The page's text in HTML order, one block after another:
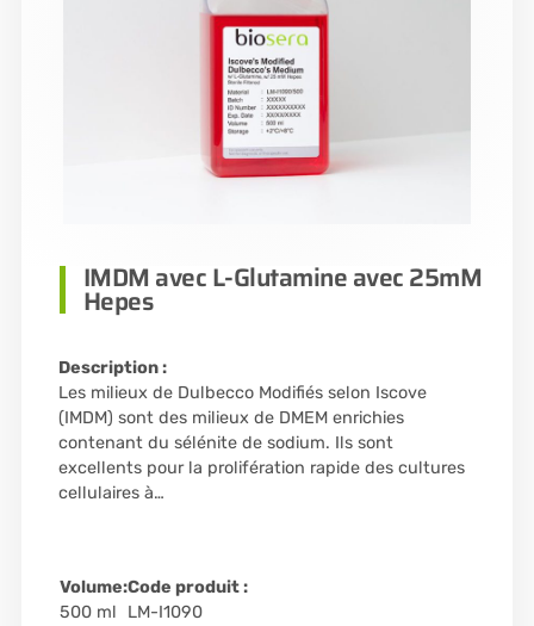
IMDM avec L-Glutamine avec 25mM
Hepes
Description :
Les milieux de Dulbecco Modifiés selon Iscove
(IMDM) sont des milieux de DMEM enrichies
contenant du sélénite de sodium. Ils sont
excellents pour la prolifération rapide des cultures
cellulaires à…
Volume:
500 ml
Code produit :
LM-I1090